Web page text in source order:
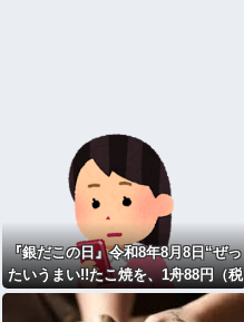
『銀だこの日』令和8年8月8日“ぜっ
たいうまい!!たこ焼を、1舟88円（税
込）で販売へ